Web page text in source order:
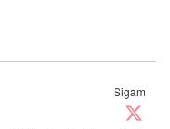
Sigam